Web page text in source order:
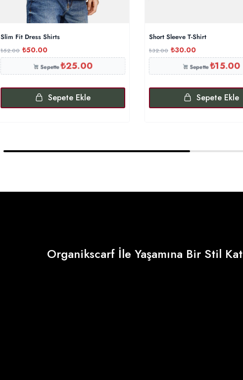
Slim Fit Dress Shirts
₺52.00 ₺50.00
Sepette₺25.00
Sepete Ekle
Short Sleeve T-Shirt
₺32.00 ₺30.00
Sepette₺15.00
Sepete Ekle
Organikscarf İle Yaşamına Bir Stil Kat